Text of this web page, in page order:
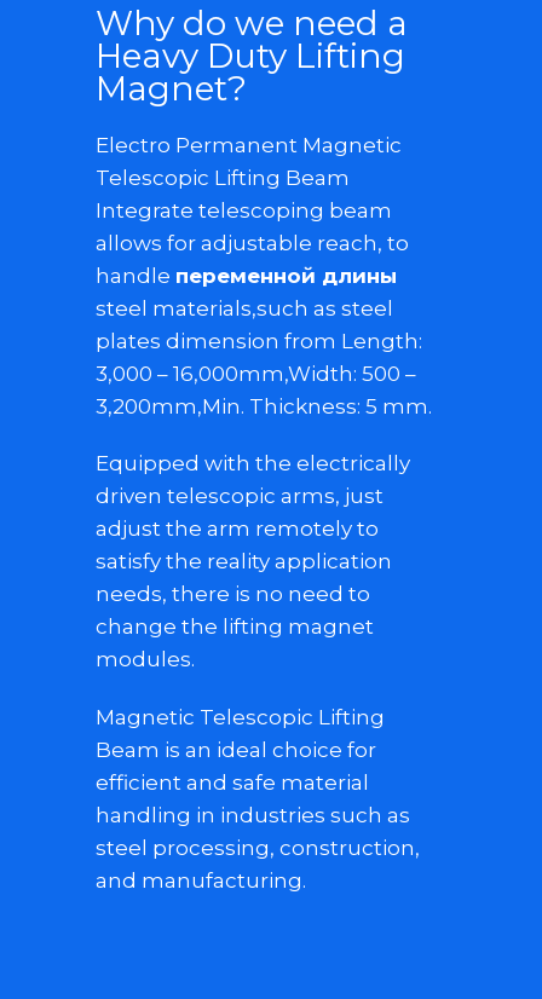
Why do we need a
Heavy Duty Lifting
Magnet?
Electro Permanent Magnetic
Telescopic Lifting Beam
Integrate telescoping beam
allows for adjustable reach, to
handle переменной длины
steel materials,such as steel
plates dimension from Length:
3,000 – 16,000mm,Width: 500 –
3,200mm,Min. Thickness: 5 mm.
Equipped with the electrically
driven telescopic arms, just
adjust the arm remotely to
satisfy the reality application
needs, there is no need to
change the lifting magnet
modules.
Magnetic Telescopic Lifting
Beam is an ideal choice for
efficient and safe material
handling in industries such as
steel processing, construction,
and manufacturing.